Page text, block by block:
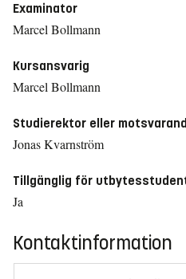
Examinator
Marcel Bollmann
Kursansvarig
Marcel Bollmann
Studierektor eller
Jonas Kvarnström
Tillgänglig för
Ja
Kontaktinformation